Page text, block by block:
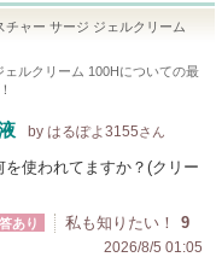
チャー サージ ジェルクリーム
ェルクリーム 100Hについての最
by はるぽよ3155さん
を使われてますか？(クリー
あり 私も知りたい！ 9
2026/8/5 01:05